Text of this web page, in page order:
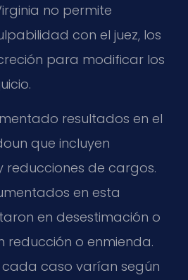
no permite
con el juez, los
para modificar los
resultados en el
que incluyen
reducciones de cargos.
en esta
en desestimación o
reducción o enmienda.
cada caso varían según